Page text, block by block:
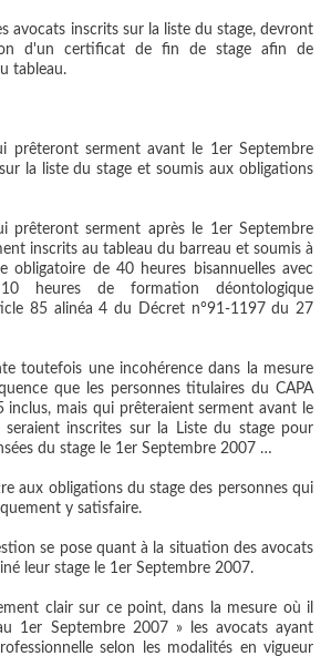
avocats inscrits sur la liste du stage, devront
d'un certificat de fin de stage afin de
tableau.
prêteront serment avant le 1er Septembre
la liste du stage et soumis aux obligations
prêteront serment après le 1er Septembre
inscrits au tableau du barreau et soumis à
obligatoire de 40 heures bisannuelles avec
heures de formation déontologique
85 alinéa 4 du Décret n°91-1197 du 27
toutefois une incohérence dans la mesure
que les personnes titulaires du CAPA
inclus, mais qui prêteraient serment avant le
seraient inscrites sur la Liste du stage pour
du stage le 1er Septembre 2007 …
aux obligations du stage des personnes qui
y satisfaire.
se pose quant à la situation des avocats
leur stage le 1er Septembre 2007.
clair sur ce point, dans la mesure où il
1er Septembre 2007 » les avocats ayant
selon les modalités en vigueur